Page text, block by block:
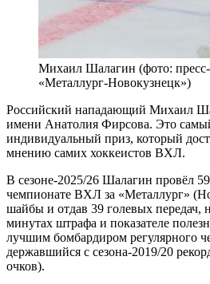
Михаил Шалагин (фото:
«Металлург-Новокузнецк»)
Российский нападающий Михаил
имени Анатолия Фирсова. Это
индивидуальный приз, который
мнению самих хоккеистов ВХЛ.
В сезоне-2025/26 Шалагин провёл
чемпионате ВХЛ за «Металлург»
шайбы и отдав 39 голевых передач,
минутах штрафа и показателе
лучшим бомбардиром регулярного
державшийся с сезона-2019/20
очков).